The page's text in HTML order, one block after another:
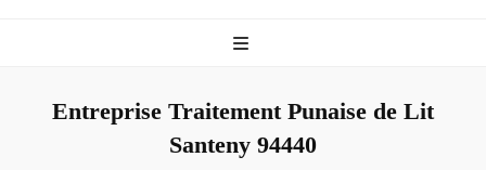
– Info
Entreprise Traitement Punaise de Lit
Santeny 94440